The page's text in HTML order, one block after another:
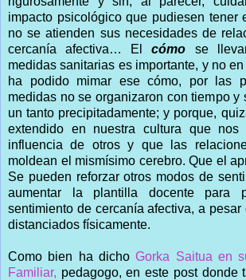
impacto psicológico que pudiesen tener
no se atienden sus necesidades de
cercanía afectiva… Elcómo se
medidas sanitarias es importante, y no
ha podido mimar ese cómo, por las
medidas no se organizaron con tiempo y
un tanto precipitadamente; y porque,
extendido en nuestra cultura que nos
influencia de otros y que las
moldean el mismísimo cerebro. Que el
Se pueden reforzar otros modos de
aumentar la plantilla docente para
sentimiento de cercanía afectiva, a pesar
distanciados físicamente.
Como bien ha dichoGorka Saitua en
Familiar, pedagogo, en este post donde